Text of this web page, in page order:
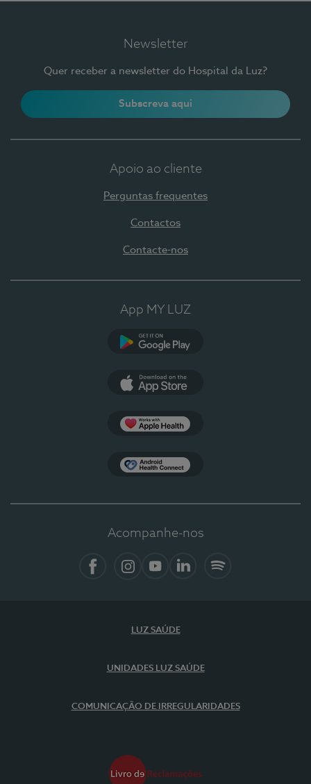
Newsletter
Quer receber a newsletter do Hospital da Luz?
Subscreva aqui
Apoio ao cliente
Perguntas frequentes
Contactos
Contacte-nos
App MY LUZ
Acompanhe-nos
LUZ SAÚDE
UNIDADES LUZ SAÚDE
COMUNICAÇÃO DE IRREGULARIDADES